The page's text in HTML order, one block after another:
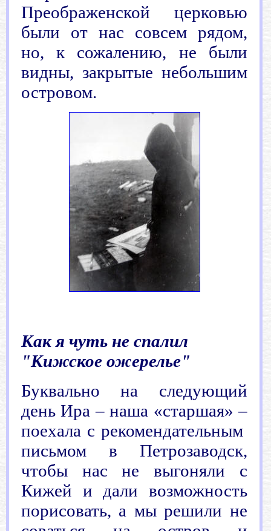
Преображенской церковью
были от нас совсем рядом,
но, к сожалению, не были
видны, закрытые небольшим
островом.
Какя чуть не спалил
"Кижское ожерелье"
Буквально на следующий
день Ира – наша «старшая» –
поехала с рекомендательным
письмом в Петрозаводск,
чтобы нас не выгоняли с
Кижей и дали возможность
порисовать, а мы решили не